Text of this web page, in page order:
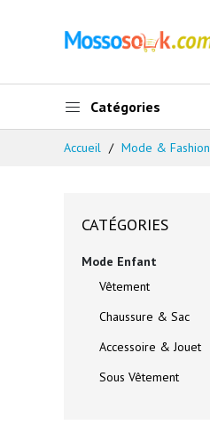
Catégories
Accueil Mode & Fashion
CATÉGORIES
Mode Enfant
Vêtement
Chaussure & Sac
Accessoire & Jouet
Sous Vêtement